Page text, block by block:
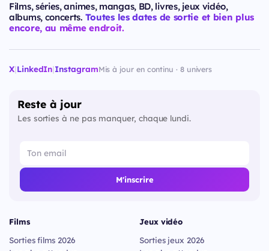
Films, séries, animes, mangas, BD, livres, jeux vidéo,
albums, concerts. Toutes les dates de sortie et bien plus
encore, au même endroit.
X|LinkedIn|InstagramMis à jour en continu · 8 univers
Reste à jour
Les sorties à ne pas manquer, chaque lundi.
M'inscrire
Films
Sorties films 2026
Jeux vidéo
Sorties jeux 2026